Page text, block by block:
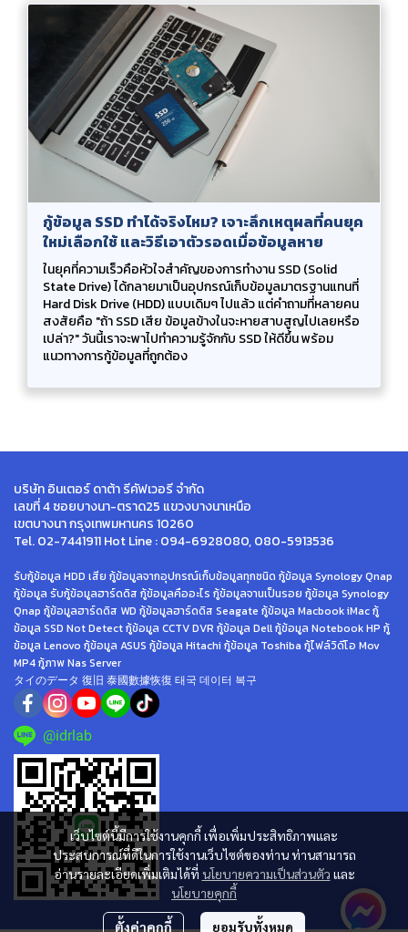
กู้ข้อมูล SSD ทำได้จริงไหม? เจาะลึกเหตุผลที่คนยุค
ใหม่เลือกใช้ และวิธีเอาตัวรอดเมื่อข้อมูลหาย
ในยุคที่ความเร็วคือหัวใจสำคัญของการทำงาน SSD (Solid
State Drive) ได้กลายมาเป็นอุปกรณ์เก็บข้อมูลมาตรฐานแทนที่
Hard Disk Drive (HDD) แบบเดิมๆ ไปแล้ว แต่คำถามที่หลายคน
สงสัยคือ "ถ้า SSD เสีย ข้อมูลข้างในจะหายสาบสูญไปเลยหรือ
เปล่า?" วันนี้เราจะพาไปทำความรู้จักกับ SSD ให้ดีขึ้น พร้อม
แนวทางการกู้ข้อมูลที่ถูกต้อง
เว็บไซต์นี้มีการใช้งานคุกกี้ เพื่อเพิ่มประสิทธิภาพและ
ประสบการณ์ที่ดีในการใช้งานเว็บไซต์ของท่าน ท่านสามารถ
อ่านรายละเอียดเพิ่มเติมได้ที่ นโยบายความเป็นส่วนตัว และ
นโยบายคุกกี้
ตั้งค่าคุกกี้ ยอมรับทั้งหมด
บริษัท อินเตอร์ ดาต้า รีคัฟเวอรี จำกัด
เลขที่ 4 ซอยบางนา-ตราด25 แขวงบางนาเหนือ
เขตบางนา กรุงเทพมหานคร 10260
Tel. 02-7441911 Hot Line : 094-6928080, 080-5913536
รับกู้ข้อมูล HDD เสีย กู้ข้อมูลจากอุปกรณ์เก็บข้อมูลทุกชนิด กู้ข้อมูล Synology Qnap
กู้ข้อมูล รับกู้ข้อมูลฮาร์ดดิส กู้ข้อมูลคืออะไร กู้ข้อมูลจานเป็นรอย กู้ข้อมูล Synology
Qnap กู้ข้อมูลฮาร์ดดิส WD กู้ข้อมูลฮาร์ดดิส Seagate กู้ข้อมูล Macbook iMac กู้
ข้อมูล SSD Not Detect กู้ข้อมูล CCTV DVR กู้ข้อมูล Dell กู้ข้อมูล Notebook HP กู้
ข้อมูล Lenovo กู้ข้อมูล ASUS กู้ข้อมูล Hitachi กู้ข้อมูล Toshiba กู้ไฟล์วิดีโอ Mov
MP4 กู้ภาพ Nas Server
タイのデータ 復旧 泰國數據恢復 태국 데이터 복구
@idrlab